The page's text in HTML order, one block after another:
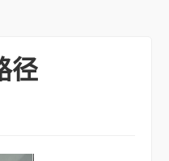
径